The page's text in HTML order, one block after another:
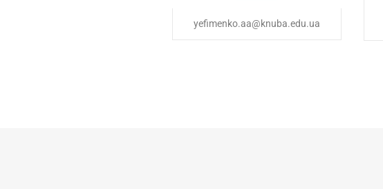
yefimenko.aa@knuba.edu.ua